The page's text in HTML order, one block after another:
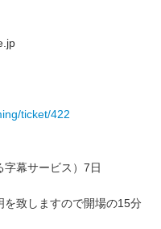
ticket/422
字幕サービス）7日
致しますので開場の15分